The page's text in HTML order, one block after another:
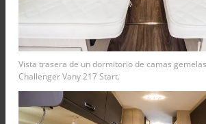
Vista trasera de un dormitorio de camas
Challenger Vany 217 Start.